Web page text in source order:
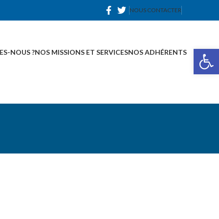
NOUS CONTACTER
NOUS ?NOS MISSIONS ET SERVICESNOS ADHÉRENTS